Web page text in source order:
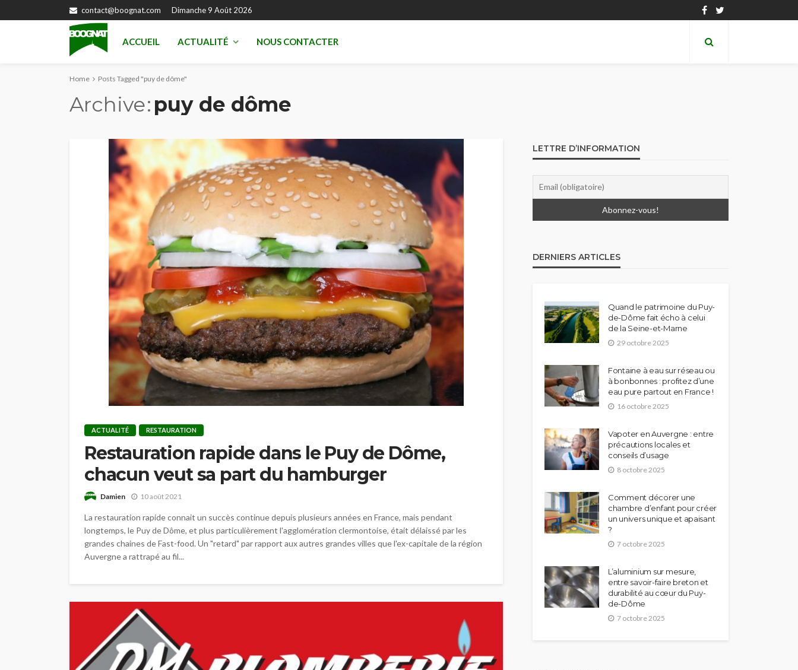
contact@boognat.com Dimanche 9 Août 2026
ACCUEIL ACTUALITÉ NOUS CONTACTER
Home Posts Tagged "puy de dôme"
Archive puy de dôme
ACTUALITÉ RESTAURATION
Restauration rapide dans le Puy de Dôme,
chacun veut sa part du hamburger
Damien 10 août 2021
La restauration rapide connait un succès continue depuis plusieurs années en France, mais pendant
longtemps, le Puy de Dôme, et plus particulièrement l'agglomération clermontoise, était délaissé par les
grandes chaines de Fast-food. Un "retard" par rapport aux autres grandes villes que l'ex-capitale de la région
Auvergne a rattrapé au fil...
LETTRE D’INFORMATION
DERNIERS ARTICLES
Quand le patrimoine du Puy-
de-Dôme fait écho à celui
de la Seine-et-Marne
29 octobre 2025
Fontaine à eau sur réseau ou
à bonbonnes : profitez d’une
eau pure partout en France !
16 octobre 2025
Vapoter en Auvergne : entre
précautions locales et
conseils d’usage
8 octobre 2025
Comment décorer une
chambre d’enfant pour créer
un univers unique et apaisant
?
7 octobre 2025
L’aluminium sur mesure,
entre savoir-faire breton et
durabilité au cœur du Puy-
de-Dôme
7 octobre 2025